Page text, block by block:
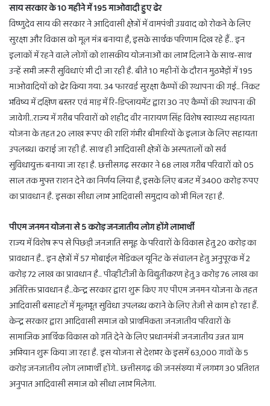
साय सरकार के 10 महीने में 195 माओवादी हुए ढेर
विष्णुदेव साय की सरकार ने आदिवासी क्षेत्रों में वामपंथी उग्रवाद को रोकने के लिए
सुरक्षा और विकास को मूल मंत्र बनाया है, इसके सार्थक परिणाम दिख रहे हैं.. इन
इलाकों में रहने वाले लोगों को शासकीय योजनाओं का लाभ दिलाने के साथ-साथ
उन्हें सभी जरूरी सुविधाएं भी दी जा रही है. बीते 10 महीनों के दौरान मुठभेड़ों में 195
माओवादियों को ढेर किया गया. 34 फारवर्ड सुरक्षा कैम्पों की स्थापना की गई.. निकट
भविष्य में दक्षिण बस्तर एवं माड़ में रि-डिप्लायमेंट द्वारा 30 नए कैम्पों की स्थापना की
जावेगी..राज्य में गरीब परिवारों को शहीद वीर नारायण सिंह विशेष स्वास्थ्य सहायता
योजना के तहत 20 लाख रूपए की राशि गंभीर बीमारियों के इलाज के लिए सहायता
उपलब्ध। कराई जा रही है. साथ ही आदिवासी क्षेत्रों के अस्पतालों को सर्व
सुविधायुक्त बनाया जा रहा है. छत्तीसगढ़ सरकार ने 68 लाख गरीब परिवारों को 05
साल तक मुफ्त राशन देने का निर्णय लिया है, इसके लिए बजट में 3400 करोड़ रुपए
का प्रावधान है. इसका सीधा लाभ आदिवासी समुदाय को भी मिल रहा है.
पीएम जनमन योजना से 5 करोड़ जनजातीय लोग होंगे लाभार्थी
राज्य में विशेष रूप से पिछड़ी जनजाति समूह के परिवारों के विकास हेतु 20 करोड़ का
प्रावधान है.. इन क्षेत्रों में 57 मोबाईल मेडिकल यूनिट के संचालन हेतु अनुपूरक में 2
करोड़ 72 लाख का प्रावधान है.. पीव्हीटीजी के विद्युतीकरण हेतु 3 करोड़ 76 लाख का
अतिरिक्त प्रावधान है..केन्द्र सरकार द्वारा शुरू किए गए पीएम जनमन योजना के तहत
आदिवासी बसाहटों में मूलभूत सुविधा उपलब्ध कराने के लिए तेजी से काम हो रहा हैं.
केन्द्र सरकार द्वारा आदिवासी समाज को प्राथमिकता जनजातीय परिवारों के
सामाजिक आर्थिक विकास को गति देने के लिए प्रधानमंत्री जनजातीय उन्नत ग्राम
अभियान शुरू किया जा रहा है. इस योजना से देशभर के इसमें 63,000 गावों के 5
करोड़ जनजातीय लोग लाभार्थी होंगे.. छत्तीसगढ़ की जनसंख्या में लगभग 30 प्रतिशत
अनुपात आदिवासी समाज को सीधा लाभ मिलेगा.